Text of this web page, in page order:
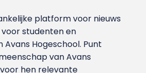
platform voor nieuws
studenten en
Hoge­school. Punt
van Avans
hen relevante